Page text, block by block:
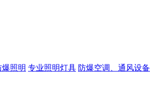
照明 专业照明灯具 防爆空调、通风设备